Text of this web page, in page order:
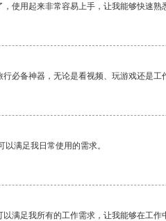
使用起来非常容易上手，让我能够快速熟
必备神器，无论是看视频、玩游戏还是
满足我日常使用的需求。
满足我所有的工作需求，让我能够在工作